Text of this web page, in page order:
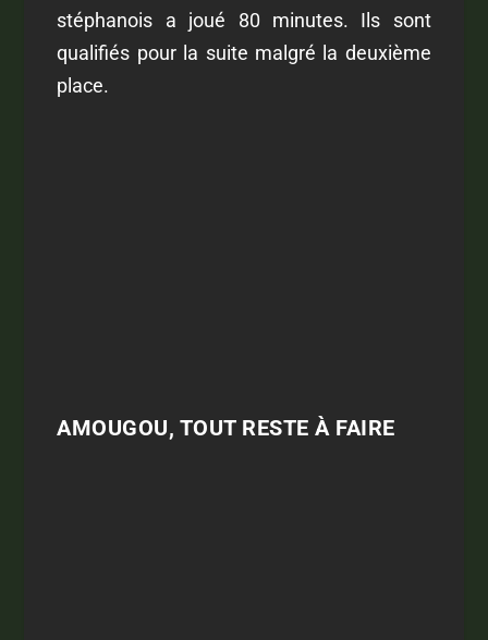
stéphanois a joué 80 minutes. Ils sont
qualifiés pour la suite malgré la deuxième
place.
AMOUGOU, TOUT RESTE À FAIRE